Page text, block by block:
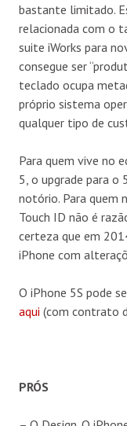
bastante limitado.
relacionada com o
suite iWorks para
consegue ser
teclado ocupa
próprio sistema
qualquer tipo de
Para quem vive no
5, o upgrade para o
notório. Para quem
Touch ID não é
certeza que em
iPhone com
O iPhone 5S pode
aqui (com contrato
PRÓS